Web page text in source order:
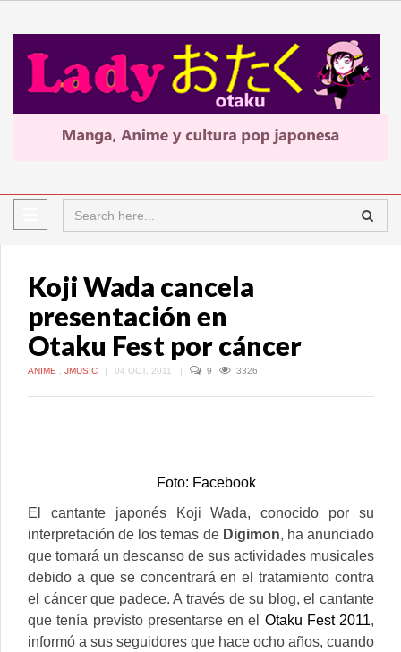
Koji Wada cancela
presentación en
Otaku Fest por cáncer
ANIME , JMUSIC | 04 OCT, 2011 | 9 3326
Foto: Facebook
El cantante japonés Koji Wada, conocido por su
interpretación de los temas de Digimon, ha anunciado
que tomará un descanso de sus actividades musicales
debido a que se concentrará en el tratamiento contra
el cáncer que padece.A través de su blog, el cantante
que tenía previsto presentarse en el Otaku Fest 2011,
informó a sus seguidores que hace ocho años, cuando